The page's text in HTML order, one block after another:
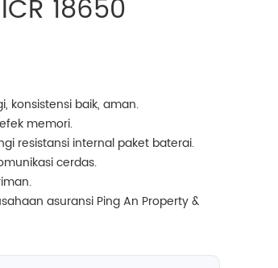
18650
konsistensi baik, aman.
memori.
resistansi internal paket baterai.
cerdas.
asuransi Ping An Property &